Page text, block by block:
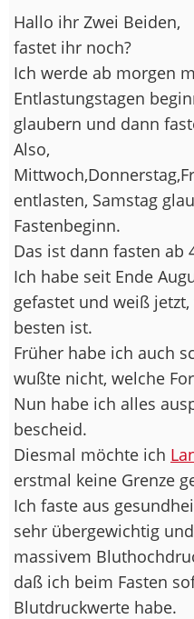
Hallo ihr Zwei Beiden,
fastet ihr noch?
Ich werde ab morgen
Entlastungstagen
glaubern und dann
Also,
entlasten, Samstag
Fastenbeginn.
Das ist dann fasten ab
Ich habe seit Ende
gefastet und weiß
besten ist.
Früher habe ich auch
wußte nicht, welche
Nun habe ich alles
bescheid.
Diesmal möchte ich
erstmal keine Grenze
Ich faste aus
sehr übergewichtig
massivem
daß ich beim Fasten
Blutdruckwerte habe.